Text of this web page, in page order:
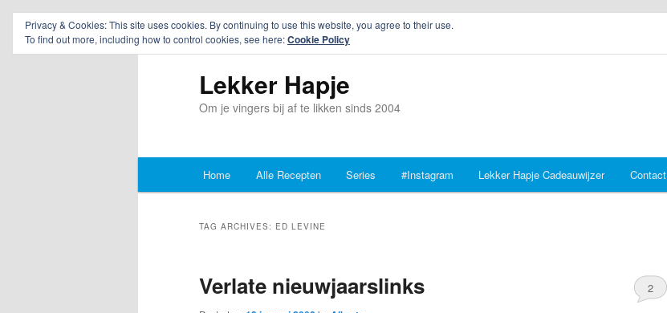
Lekker Hapje
Om je vingers bij af te likken sinds 2004
Skip
content
Skip
content
Home Alle Recepten Series #Instagram Lekker Hapje Cadeauwijzer Contact
TAG ARCHIVES: ED LEVINE
Verlate nieuwjaarslinks 2
Privacy & Cookies: This site uses cookies. By continuing to use this website, you agree to their use.
To find out more, including how to control cookies, see here:Cookie Policy